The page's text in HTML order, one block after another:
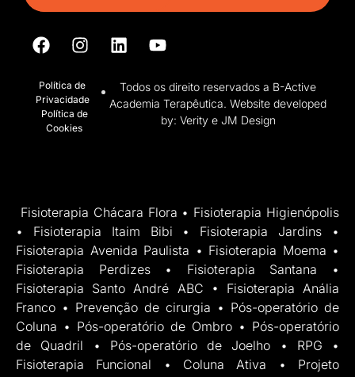
Política de
Privacidade
Política de
Cookies
Todos os direito reservados a B-Active
Academia Terapêutica. Website developed
by: Verity e JM Design
Fisioterapia Chácara Flora • Fisioterapia Higienópolis
• Fisioterapia Itaim Bibi • Fisioterapia Jardins •
Fisioterapia Avenida Paulista • Fisioterapia Moema •
Fisioterapia Perdizes • Fisioterapia Santana •
Fisioterapia Santo André ABC • Fisioterapia Anália
Franco • Prevenção de cirurgia • Pós-operatório de
Coluna • Pós-operatório de Ombro • Pós-operatório
de Quadril • Pós-operatório de Joelho • RPG •
Fisioterapia Funcional • Coluna Ativa • Projeto